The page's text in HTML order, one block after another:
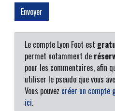
Le compte Lyon Foot est
permet notamment de
pour les commentaires, afin
utiliser le pseudo que vous
Vous pouvez créer un compte
ici.